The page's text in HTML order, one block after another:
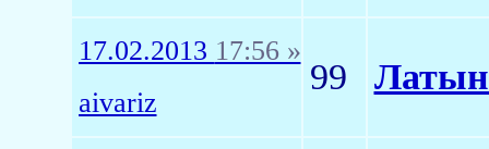
17.02.2013 17:56 »
aivariz
99